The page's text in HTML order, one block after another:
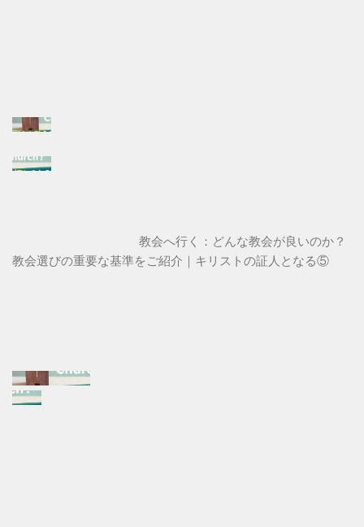
教会へ行く：どんな教会が良いのか？
教会選びの重要な基準をご紹介｜キリストの証人となる⑤